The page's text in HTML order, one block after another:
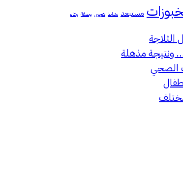
مستبعد نشاط هجين وصفة وعاء
الثلاجة
ونتيجة مذهلة
الصحي